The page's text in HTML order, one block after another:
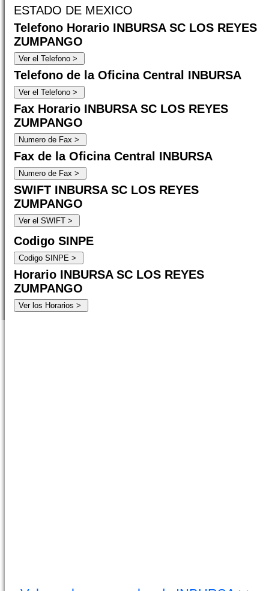
ESTADO DE MEXICO
Telefono Horario INBURSA SC LOS REYES
ZUMPANGO
Telefono de la Oficina Central INBURSA
Fax Horario INBURSA SC LOS REYES
ZUMPANGO
Fax de la Oficina Central INBURSA
SWIFT INBURSA SC LOS REYES
ZUMPANGO
Codigo SINPE
Horario INBURSA SC LOS REYES
ZUMPANGO